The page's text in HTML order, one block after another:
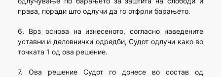
права, поради што одлучи да го отфрли барањето.
6. Врз основа на изнесеното, согласно наведените
уставни и деловнички одредби, Судот одлучи како во
точкaта 1 од ова решение.
7. Ова решение Судот го донесе во состав од